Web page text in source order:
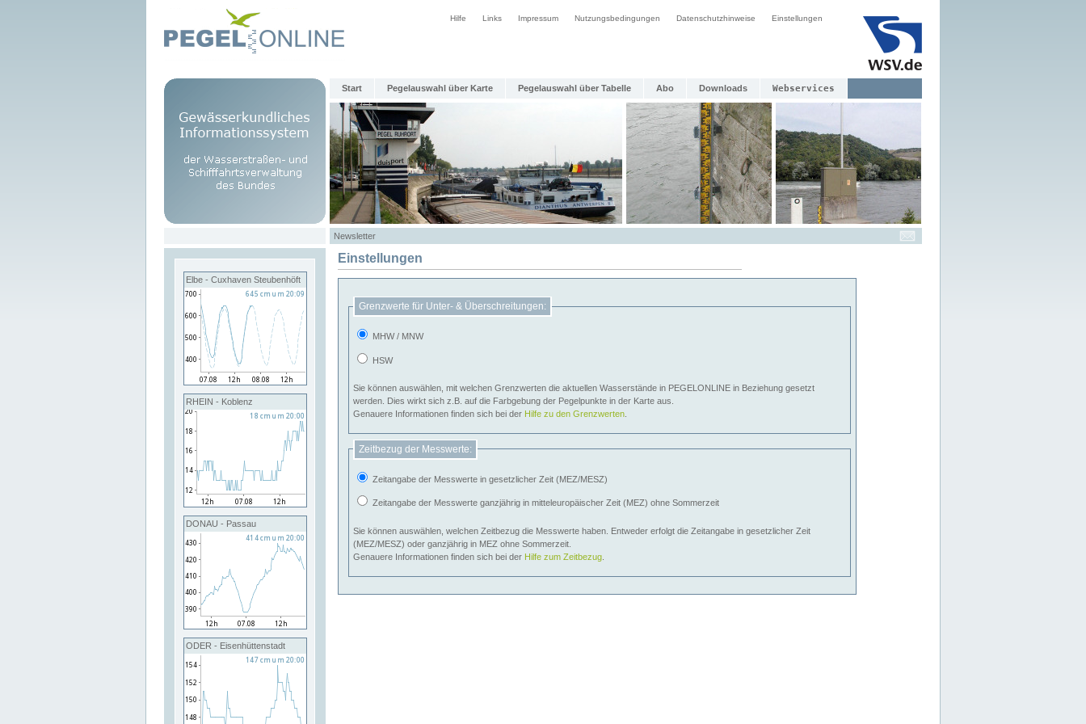
Hilfe Links Impressum Nutzungsbedingungen Datenschutzhinweise Einstellungen
Start Pegelauswahl über Karte Pegelauswahl über Tabelle Abo Downloads Webservices
Newsletter
Elbe - Cuxhaven Steubenhöft
RHEIN - Koblenz
DONAU - Passau
ODER - Eisenhüttenstadt
Einstellungen
Grenzwerte für Unter- & Überschreitungen:
MHW / MNW
HSW
Sie können auswählen, mit welchen Grenzwerten die aktuellen Wasserstände in PEGELONLINE in Beziehung gesetzt
werden. Dies wirkt sich z.B. auf die Farbgebung der Pegelpunkte in der Karte aus.
Genauere Informationen finden sich bei der Hilfe zu den Grenzwerten
Zeitbezug der Messwerte:
Zeitangabe der Messwerte in gesetzlicher Zeit (MEZ/MESZ)
Zeitangabe der Messwerte ganzjährig in mitteleuropäischer Zeit (MEZ) ohne Sommerzeit
Sie können auswählen, welchen Zeitbezug die Messwerte haben. Entweder erfolgt die Zeitangabe in gesetzlicher Zeit
(MEZ/MESZ) oder ganzjährig in MEZ ohne Sommerzeit.
Genauere Informationen finden sich bei der Hilfe zum Zeitbezug